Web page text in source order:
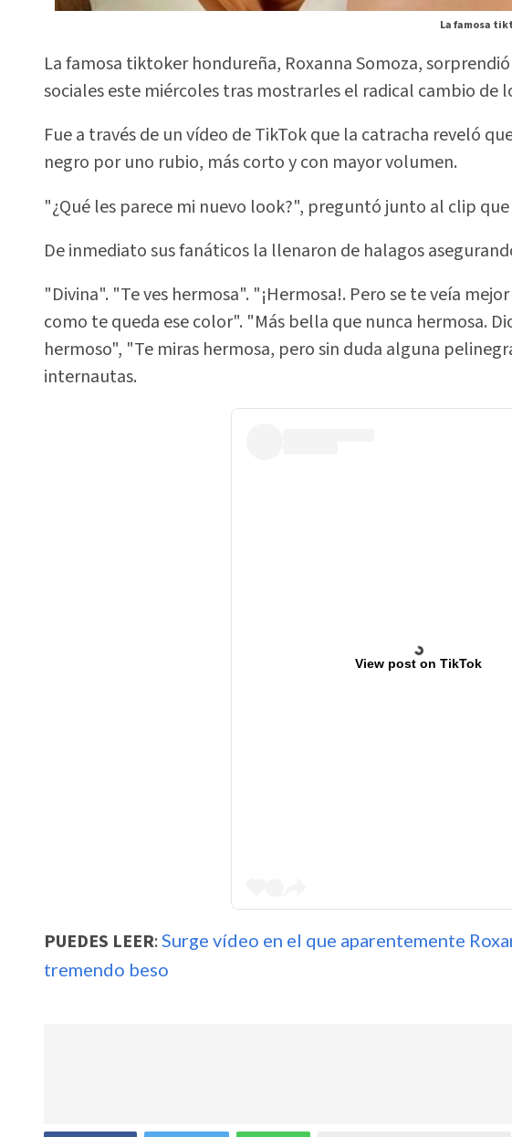
La famosa
La famosa tiktoker hondureña, Roxanna Somoza,
sociales este miércoles tras mostrarles el radical cambio de
Fue a través de un vídeo de TikTok que la catracha reveló
negro por uno rubio, más corto y con mayor volumen.
"¿Qué les parece mi nuevo look?", preguntó junto al clip
De inmediato sus fanáticos la llenaron de halagos
"Divina". "Te ves hermosa". "¡Hermosa!. Pero se te veía
como te queda ese color". "Más bella que nunca hermosa.
hermoso", "Te miras hermosa, pero sin duda alguna
internautas.
View post on TikTok
PUEDES LEER: Surge vídeo en el que aparentemente
tremendo beso